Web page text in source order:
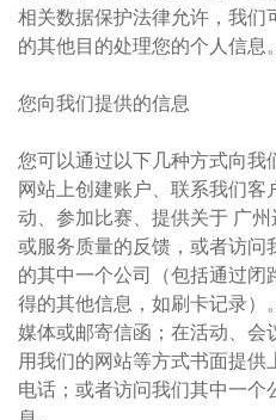
相关数据保护法律允许，我们
的其他目的处理您的个人信息。
您向我们提供的信息
您可以通过以下几种方式向我
网站上创建账户、联系我们
动、参加比赛、提供关于 广
或服务质量的反馈，或者访问
的其中一个公司（包括通过
得的其他信息，如刷卡记录）
媒体或邮寄信函；在活动、会
用我们的网站等方式书面提
电话；或者访问我们其中一个